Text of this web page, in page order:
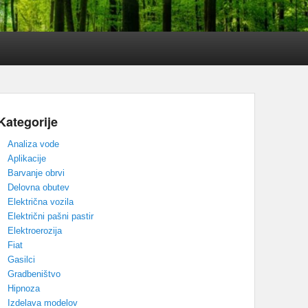
Analiza vode
Aplikacije
Barvanje obrvi
Delovna obutev
Električna vozila
Električni pašni pastir
Elektroerozija
Fiat
Gasilci
Gradbeništvo
Hipnoza
Izdelava modelov